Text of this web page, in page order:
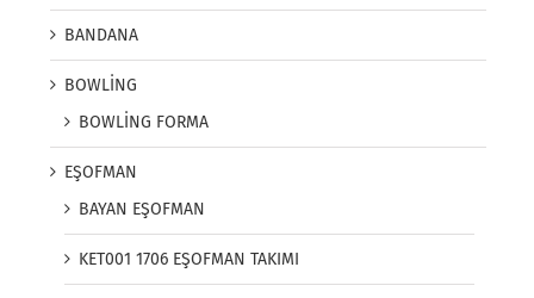
BANDANA
BOWLİNG
BOWLİNG FORMA
EŞOFMAN
BAYAN EŞOFMAN
KET001 1706 EŞOFMAN TAKIMI